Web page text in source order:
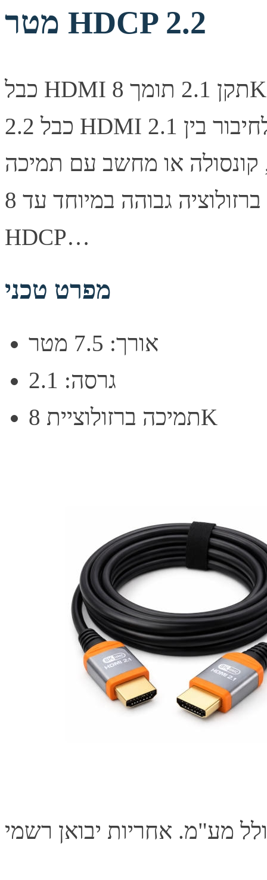
מטר HDCP 2.2
כבל HDMI תקן 2.1 תומך 8K@60Hz באורך 7.5 מטר + HDCP
2.2 כבל HDMI 2.1 מקצועי באורך 7.5 מטר לחיבור בין
קונסולה או מחשב עם תמיכה
בהעברת וידאו ברזולוציה גבוהה במיוחד עד 8K@60Hz ובתמיכת
HDCP…
מפרט טכני
אורך: 7.5 מטר
גרסה: 2.1
תמיכה ברזולוציית 8K